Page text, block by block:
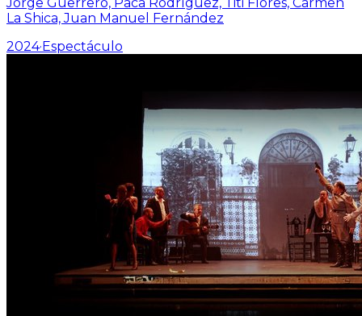
La Shica, Juan Manuel Fernández
2024·Espectáculo